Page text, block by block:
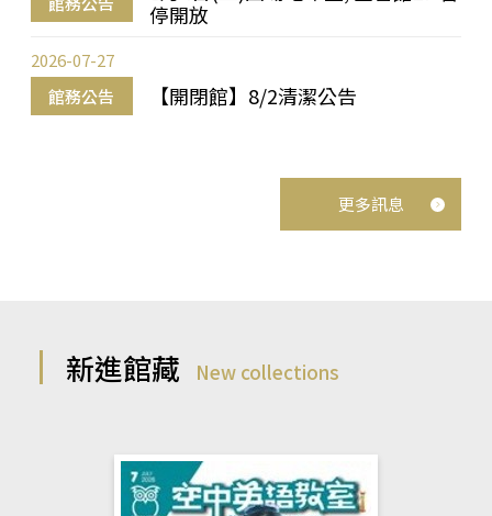
停開放
館務公告 【開閉館】8/2清潔公告
2026-07-27
更多訊息
新進館藏 New collections